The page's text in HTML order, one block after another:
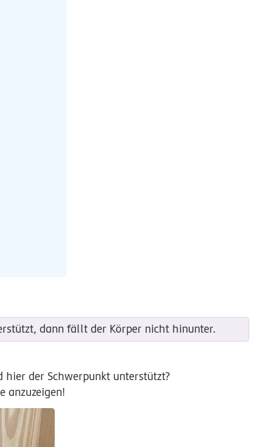
dann fällt der Körper nicht hinunter.
hier der Schwerpunkt unterstützt?
anzuzeigen!